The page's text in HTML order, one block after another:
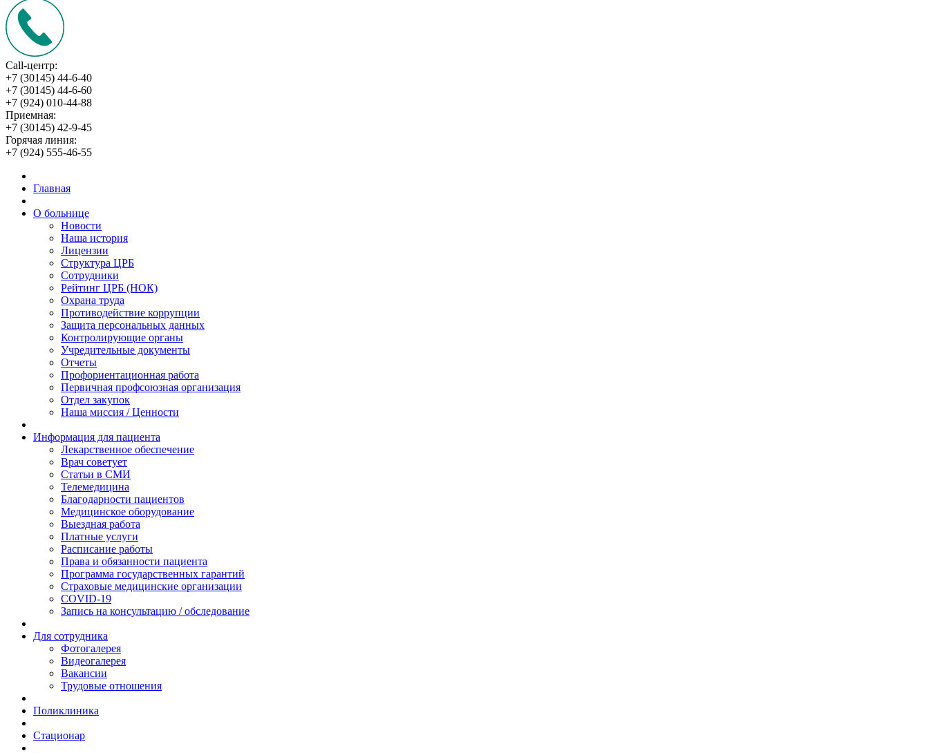
Call-центр:
+7 (30145) 44-6-40
+7 (30145) 44-6-60
+7 (924) 010-44-88
Приемная:
+7 (30145) 42-9-45
Горячая линия:
+7 (924) 555-46-55
Главная
О больнице
Новости
Наша история
Лицензии
Структура ЦРБ
Сотрудники
Рейтинг ЦРБ (НОК)
Охрана труда
Противодействие коррупции
Защита персональных данных
Контролирующие органы
Учредительные документы
Отчеты
Профориентационная работа
Первичная профсоюзная организация
Отдел закупок
Наша миссия / Ценности
Информация для пациента
Лекарственное обеспечение
Врач советует
Статьи в СМИ
Телемедицина
Благодарности пациентов
Медицинское оборудование
Выездная работа
Платные услуги
Расписание работы
Права и обязанности пациента
Программа государственных гарантий
Страховые медицинские организации
COVID-19
Запись на консультацию / обследование
Для сотрудника
Фотогалерея
Видеогалерея
Вакансии
Трудовые отношения
Поликлиника
Стационар